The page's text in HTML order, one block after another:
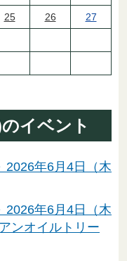
25 26 27
イベント
2026年6月4日（木
2026年6月4日（木
ンオイルトリー